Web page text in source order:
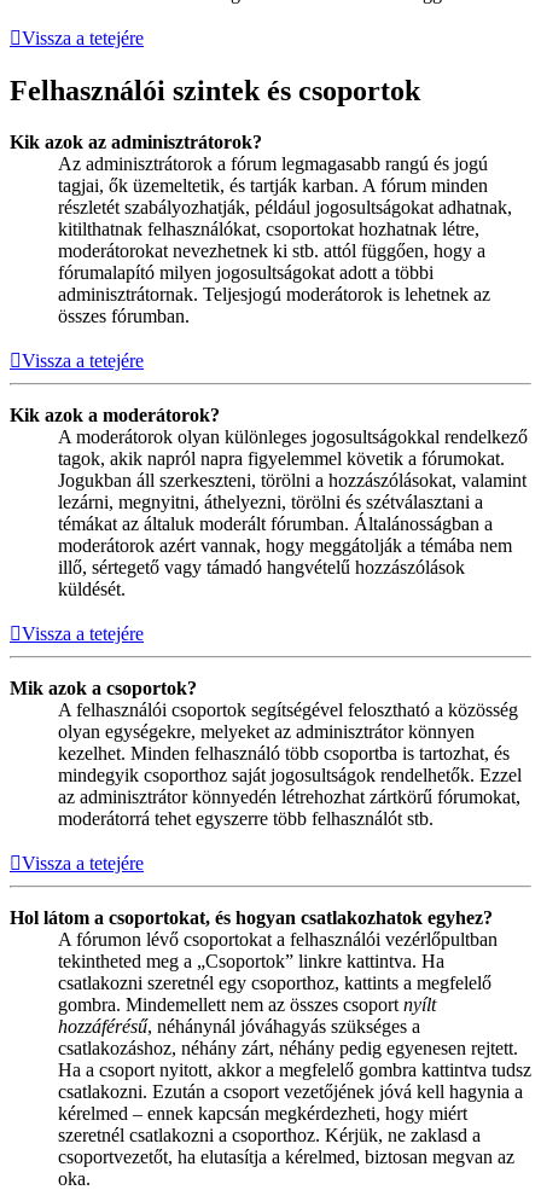
Vissza a tetejére
Felhasználói szintek és csoportok
Kik azok az adminisztrátorok?
Az adminisztrátorok a fórum legmagasabb rangú és jogú
tagjai, ők üzemeltetik, és tartják karban. A fórum minden
részletét szabályozhatják, például jogosultságokat adhatnak,
kitilthatnak felhasználókat, csoportokat hozhatnak létre,
moderátorokat nevezhetnek ki stb. attól függően, hogy a
fórumalapító milyen jogosultságokat adott a többi
adminisztrátornak. Teljesjogú moderátorok is lehetnek az
összes fórumban.
Vissza a tetejére
Kik azok a moderátorok?
A moderátorok olyan különleges jogosultságokkal rendelkező
tagok, akik napról napra figyelemmel követik a fórumokat.
Jogukban áll szerkeszteni, törölni a hozzászólásokat, valamint
lezárni, megnyitni, áthelyezni, törölni és szétválasztani a
témákat az általuk moderált fórumban. Általánosságban a
moderátorok azért vannak, hogy meggátolják a témába nem
illő, sértegető vagy támadó hangvételű hozzászólások
küldését.
Vissza a tetejére
Mik azok a csoportok?
A felhasználói csoportok segítségével felosztható a közösség
olyan egységekre, melyeket az adminisztrátor könnyen
kezelhet. Minden felhasználó több csoportba is tartozhat, és
mindegyik csoporthoz saját jogosultságok rendelhetők. Ezzel
az adminisztrátor könnyedén létrehozhat zártkörű fórumokat,
moderátorrá tehet egyszerre több felhasználót stb.
Vissza a tetejére
Hol látom a csoportokat, és hogyan csatlakozhatok egyhez?
A fórumon lévő csoportokat a felhasználói vezérlőpultban
tekintheted meg a „Csoportok” linkre kattintva. Ha
csatlakozni szeretnél egy csoporthoz, kattints a megfelelő
gombra. Mindemellett nem az összes csoport nyílt
hozzáférésű, néhánynál jóváhagyás szükséges a
csatlakozáshoz, néhány zárt, néhány pedig egyenesen rejtett.
Ha a csoport nyitott, akkor a megfelelő gombra kattintva tudsz
csatlakozni. Ezután a csoport vezetőjének jóvá kell hagynia a
kérelmed – ennek kapcsán megkérdezheti, hogy miért
szeretnél csatlakozni a csoporthoz. Kérjük, ne zaklasd a
csoportvezetőt, ha elutasítja a kérelmed, biztosan megvan az
oka.